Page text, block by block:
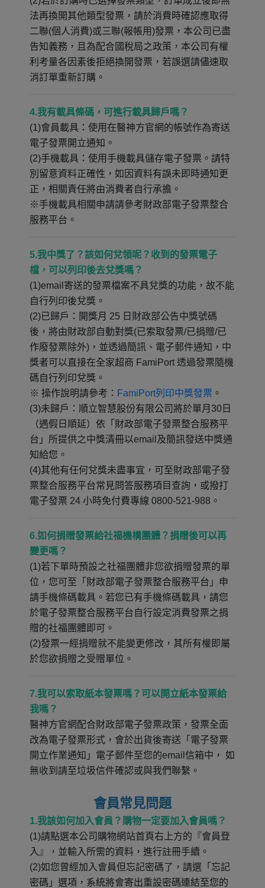
法再換開其他類型發票，請於消費時確認應取得
二聯(個人消費)或三聯(報帳用)發票，本公司已盡
告知義務，且為配合國稅局之政策，本公司有權
利考量各因素後拒絕換開發票，若誤選請儘速取
消訂單重新訂購。
4.我有載具條碼，可進行載具歸戶嗎？
(1)會員載具：使用在醫神方官網的帳號作為寄送
電子發票開立通知。
(2)手機載具：使用手機載具儲存電子發票。請特
別留意資料正確性，如因資料有誤未即時通知更
正，相關責任將由消費者自行承擔。
※手機載具相關申請請參考財政部電子發票整合
服務平台。
5.我中獎了？該如何兌領呢？收到的發票電子
檔，可以列印後去兌獎嗎？
(1)email寄送的發票檔案不具兌獎的功能，故不能
自行列印後兌獎。
(2)已歸戶：開獎月 25 日財政部公告中獎號碼
後，將由財政部自動對獎(已索取發票/已捐贈/已
作廢發票除外)，並透過簡訊、電子郵件通知，中
獎者可以直接在全家超商 FamiPort 透過發票隨機
碼自行列印兌獎。
※ 操作說明請參考： FamiPort列印中獎發票 。
(3)未歸戶：順立智慧股份有限公司將於單月30日
（遇假日順延）依「財政部電子發票整合服務平
台」所提供之中獎清冊以email及簡訊發送中獎通
知給您。
(4)其他有任何兌獎未盡事宜，可至財政部電子發
票整合服務平台常見問答服務項目查詢，或撥打
電子發票 24 小時免付費專線 0800-521-988。
6.如何捐贈發票給社福機構團體？捐贈後可以再
變更嗎？
(1)若下單時預設之社福團體非您欲捐贈發票的單
位，您可至「財政部電子發票整合服務平台」申
請手機條碼載具。若您已有手機條碼載具，請您
於電子發票整合服務平台自行設定消費發票之捐
贈的社福團體即可。
(2)發票一經捐贈就不能變更修改，其所有權即屬
於您欲捐贈之受贈單位。
7.我可以索取紙本發票嗎？可以開立紙本發票給
我嗎？
醫神方官網配合財政部電子發票政策，發票全面
改為電子發票形式，會於出貨後寄送「電子發票
開立作業通知」電子郵件至您的email信箱中， 如
無收到請至垃圾信件確認或與我們聯繫。
會員常見問題
1.我該如何加入會員？購物一定要加入會員嗎？
(1)請點選本公司購物網站首頁右上方的『會員登
入』，並輸入所需的資料，進行註冊手續。
(2)如您曾經加入會員但忘記密碼了，請選「忘記
密碼」選項，系統將會寄出重設密碼連結至您的